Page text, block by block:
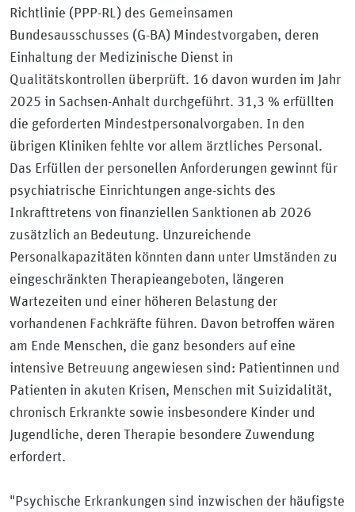
Richtlinie (PPP-RL) des Gemeinsamen
Bundesausschusses (G-BA) Mindestvorgaben, deren
Einhaltung der Medizinische Dienst in
Qualitätskontrollen überprüft. 16 davon wurden im Jahr
2025 in Sachsen-Anhalt durchgeführt. 31,3 % erfüllten
die geforderten Mindestpersonalvorgaben. In den
übrigen Kliniken fehlte vor allem ärztliches Personal.
Das Erfüllen der personellen Anforderungen gewinnt für
psychiatrische Einrichtungen ange-sichts des
Inkrafttretens von finanziellen Sanktionen ab 2026
zusätzlich an Bedeutung. Unzureichende
Personalkapazitäten könnten dann unter Umständen zu
eingeschränkten Therapieangeboten, längeren
Wartezeiten und einer höheren Belastung der
vorhandenen Fachkräfte führen. Davon betroffen wären
am Ende Menschen, die ganz besonders auf eine
intensive Betreuung angewiesen sind: Patientinnen und
Patienten in akuten Krisen, Menschen mit Suizidalität,
chronisch Erkrankte sowie insbesondere Kinder und
Jugendliche, deren Therapie besondere Zuwendung
erfordert.
"Psychische Erkrankungen sind inzwischen der häufigste